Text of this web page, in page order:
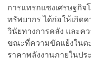
การแทรกแซงเศรษฐกิ
ทรัพยากร ได้ก่อให้เกิด
วินัยทางการคลัง และค
ขณะที่ความขัดแย้งในต
ราคาพลังงานภายในปร